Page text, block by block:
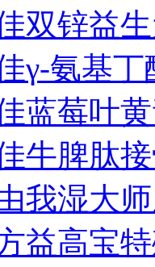
双锌益
γ-氨基
蓝莓叶
牛脾肽
我湿大
益高宝